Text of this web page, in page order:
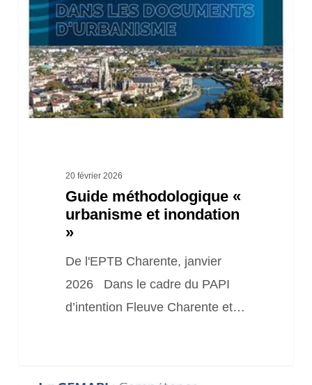
urbanisme
inondation
20 février 2026
Guide méthodologique «
urbanisme et inondation
»
De l'EPTB Charente, janvier
2026 Dans le cadre du PAPI
d’intention Fleuve Charente et…